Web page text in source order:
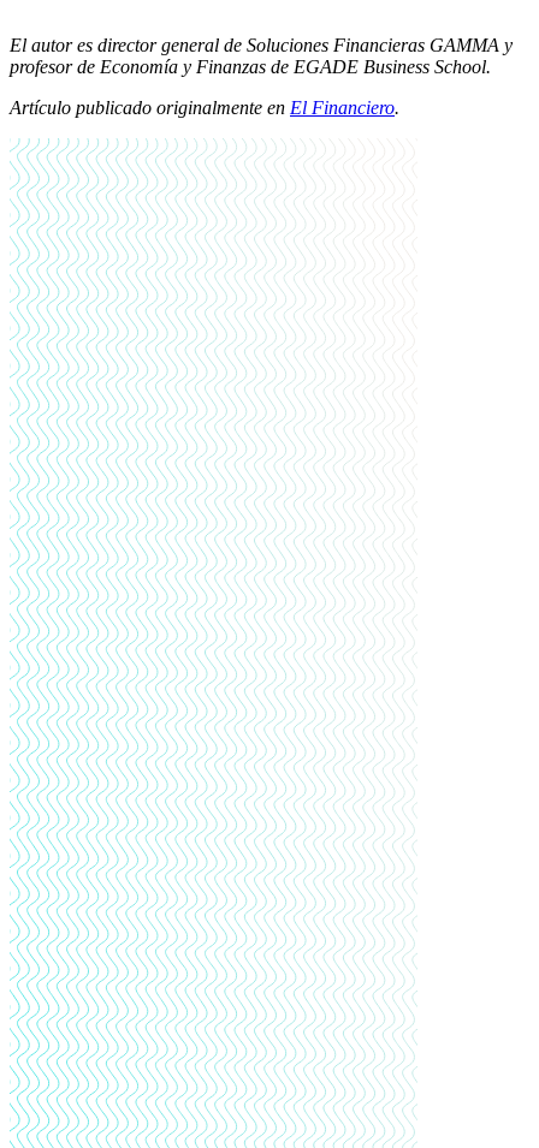
El autor es director general de Soluciones Financieras GAMMA y
profesor de Economía y Finanzas de EGADE Business School.
Artículo publicado originalmente en El Financiero.